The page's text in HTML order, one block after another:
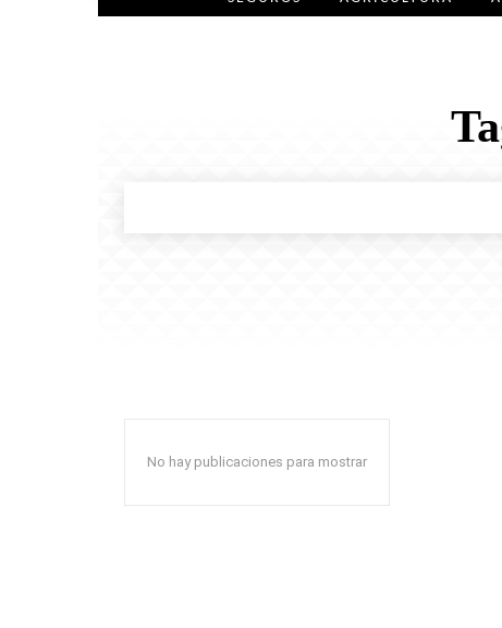
No hay publicaciones para mostrar